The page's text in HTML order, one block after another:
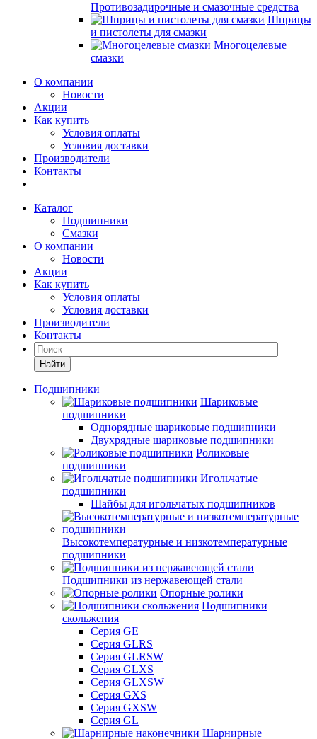
Противозадирочные и смазочные средства
Шприцы
и пистолеты для смазки
Многоцелевые
смазки
О компании
Новости
Акции
Как купить
Условия оплаты
Условия доставки
Производители
Контакты
Каталог
Подшипники
Смазки
О компании
Новости
Акции
Как купить
Условия оплаты
Условия доставки
Производители
Контакты
Найти
Подшипники
Шариковые
подшипники
Однорядные шариковые подшипники
Двухрядные шариковые подшипники
Роликовые
подшипники
Игольчатые
подшипники
Шайбы для игольчатых подшипников
Высокотемпературные и низкотемпературные
подшипники
Подшипники из нержавеющей стали
Опорные ролики
Подшипники
скольжения
Серия GE
Серия GLRS
Серия GLRSW
Серия GLXS
Серия GLXSW
Серия GXS
Серия GXSW
Серия GL
Шарнирные